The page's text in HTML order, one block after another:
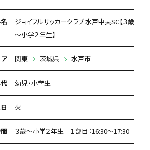
ジョイフルサッカークラブ 水戸中央SC【３歳
～小学２年生】
関東 茨城県 水戸市
幼児・小学生
火
３歳～小学２年生 １部目：16:30～17:30